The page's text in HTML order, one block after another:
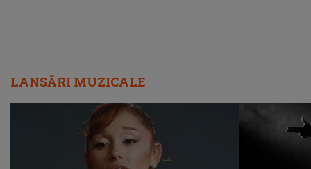
LANSĂRI MUZICALE